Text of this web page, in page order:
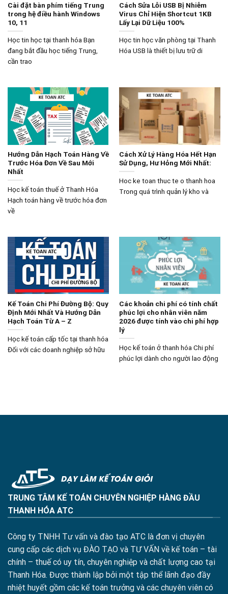
Cài đặt bàn phím tiếng Trung
trong hệ điều hành Windows
10, 11
Học tin học tại thanh hóa Bạn
đang bắt đầu học tiếng Trung,
cần trao
Cách Sửa Lỗi USB Bị Nhiễm
Virus Chỉ Hiện Shortcut 1KB
Lấy Lại Dữ Liệu 100%
Học tin học văn phòng tại Thanh
Hóa USB là thiết bị lưu trữ di
Hướng Dẫn Hạch Toán Hàng Về
Trước Hóa Đơn Về Sau Mới
Nhất
Học kế toán thuế ở Thanh Hóa
Hạch toán hàng về trước hóa đơn
về
Cách Xử Lý Hàng Hóa Hết Hạn
Sử Dụng, Hư Hỏng Mới Nhất:
Hoc ke toan thuc te o thanh hoa
Trong quá trình quản lý kho và
Kế Toán Chi Phí Đường Bộ: Quy
Định Mới Nhất Và Hướng Dẫn
Hạch Toán Từ A – Z
Học kế toán cấp tốc tại thanh hóa
Đối với các doanh nghiệp sở hữu
Các khoản chi phí có tính chất
phúc lợi cho nhân viên năm
2026 được tính vào chi phí hợp
lý
Học kế toán ở thanh hóa Chi phí
phúc lợi dành cho người lao động
TRUNG TÂM KẾ TOÁN CHUYÊN NGHIỆP HÀNG ĐẦU
THANH HÓA ATC
Công ty TNHH Tư vấn và đào tạo ATC là đơn vị chuyên
cung cấp các dịch vụ ĐÀO TẠO và TƯ VẤN về kế toán – tài
chính – thuế có uy tín, chuyên nghiệp và chất lượng cao tại
Thanh Hóa. Được thành lập bởi một tập thể lãnh đạo đầy
nhiệt huyết gồm các kế toán trưởng và các chuyên viên có